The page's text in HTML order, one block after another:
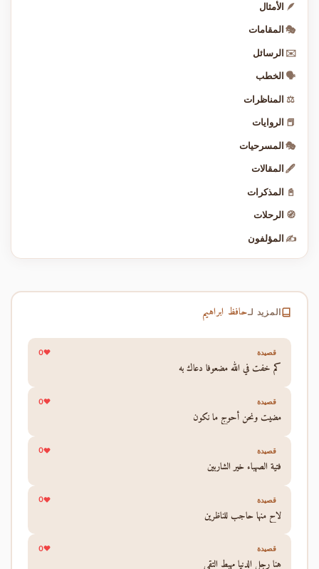
🪶 الأمثال
🎭 المقامات
✉️ الرسائل
🗣️ الخطب
⚖️ المناظرات
📕 الروايات
🎭 المسرحيات
🖋️ المقالات
📓 المذكرات
🧭 الرحلات
✍️ المؤلفون
المزيد لـحافظ ابراهيم
قصيدة 0
كم خفت في الله مضعوفا دعاك به
قصيدة 0
مضيت ونحن أحوج ما نكون
قصيدة 0
فتية الصهباء خير الشاربين
قصيدة 0
لاح منها حاجب للناظرين
قصيدة 0
هنا رجل الدنيا مهبط التقى